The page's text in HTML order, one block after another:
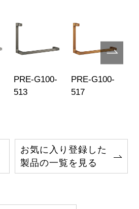
PRE-G100-
513
PRE-G100-
517
お気に入り登録した
製品の一覧を見る